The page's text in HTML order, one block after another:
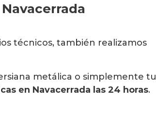
técnicos, también realizamos
metálica o simplemente tu
en Navacerrada las 24 horas.